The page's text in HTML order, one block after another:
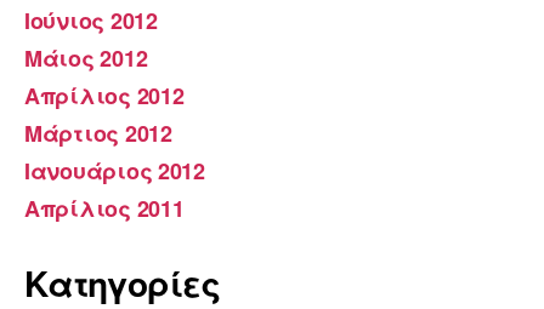
Ιούνιος 2012
Μάιος 2012
Απρίλιος 2012
Μάρτιος 2012
Ιανουάριος 2012
Απρίλιος 2011
Kατηγορίες